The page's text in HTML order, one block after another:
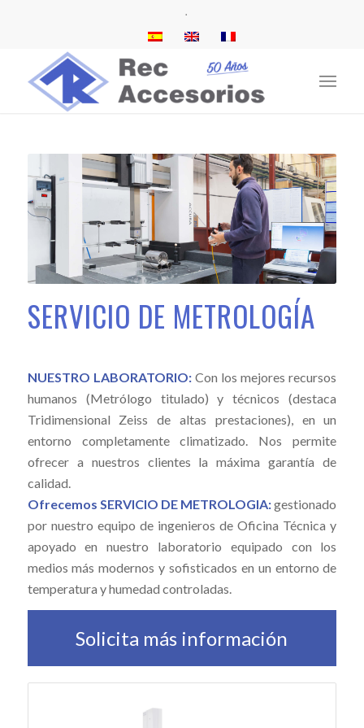
.
SERVICIO DE METROLOGÍA
NUESTRO LABORATORIO: Con los mejores recursos
humanos (Metrólogo titulado) y técnicos (destaca
Tridimensional Zeiss de altas prestaciones), en un
entorno completamente climatizado. Nos permite
ofrecer a nuestros clientes la máxima garantía de
calidad.
Ofrecemos SERVICIO DE METROLOGIA:gestionado
por nuestro equipo de ingenieros de Oficina Técnica y
apoyado en nuestro laboratorio equipado con los
medios más modernos y sofisticados en un entorno de
temperatura y humedad controladas.
Solicita más información